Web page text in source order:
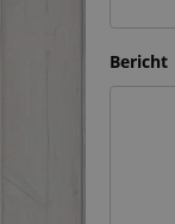
Bericht